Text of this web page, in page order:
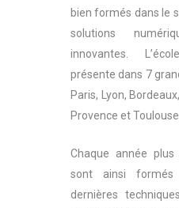
bien formés dans le
solutions
innovantes.
présente dans 7
Paris, Lyon,
Provence et Toulouse.
Chaque année
sont ainsi
dernières